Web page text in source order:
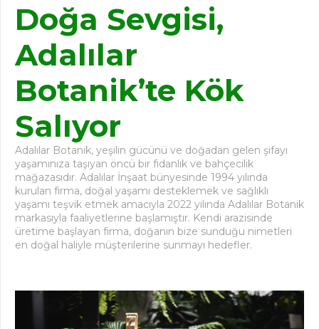
Doğa Sevgisi,
Adalılar
Botanik’te Kök
Salıyor
Adalılar Botanik, yeşilin gücünü ve doğadan gelen şifayı
yaşamınıza taşıyan öncü bir fidanlık ve bahçecilik
mağazasıdır. Adalılar İnşaat bünyesinde 1994 yılında
kurulan firma, doğal yaşamı desteklemek ve sağlıklı
yaşamı teşvik etmek amacıyla 2022 yılında Adalılar Botanik
markasıyla faaliyetlerine başlamıştır. Kendi arazisinde
üretime başlayan firma, doğanın bize sunduğu nimetleri
en doğal haliyle müşterilerine sunmayı hedefler.